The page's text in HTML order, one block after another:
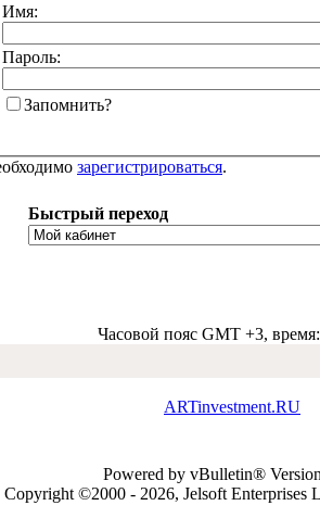
Имя:
Пароль:
Запомнить?
зарегистрироваться.
Быстрый переход
Часовой пояс GMT +3, время:
ARTinvestment.RU
Powered by vBulletin®
Copyright ©2000 - 2026, Jelsoft Enterprises